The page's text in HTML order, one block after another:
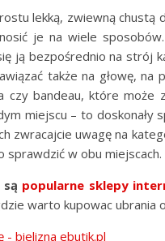
lekką, zwiewną chustą
je na wiele
ją bezpośrednio na strój
także na głowę, na
czy bandeau, które
miejscu – to doskonały
zwracajcie uwagę na
sprawdzić w obu miejscach.
są popularne sklepy
warto kupowac ubrania